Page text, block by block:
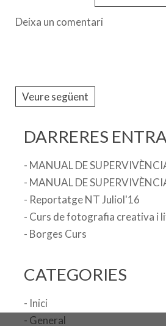
Deixa un comentari
Veure següent
DARRERES
- MANUAL DE
- MANUAL DE
- Reportatge NT Juliol'16
- Curs de fotografia creativa i
- Borges Curs
CATEGORIES
- Inici
- General